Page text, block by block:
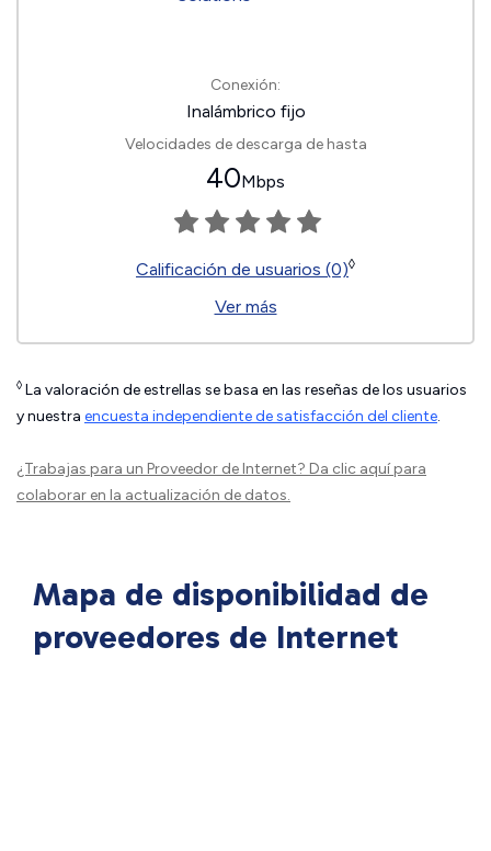
Conexión:
Inalámbrico fijo
Velocidades de descarga de hasta
40Mbps
Calificación de usuarios (0)◊
Ver más
◊ La valoración de estrellas se basa en las reseñas de los usuarios
y nuestra encuesta independiente de satisfacción del cliente.
¿Trabajas para un Proveedor de Internet? Da clic aquípara
colaborar en la actualización de datos.
Mapa de disponibilidad de
proveedores de Internet